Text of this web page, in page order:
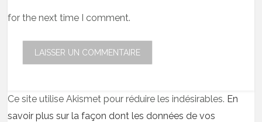
for the next time I comment.
Ce site utilise Akismet pour réduire les indésirables. En
savoir plus sur la façon dont les données de vos